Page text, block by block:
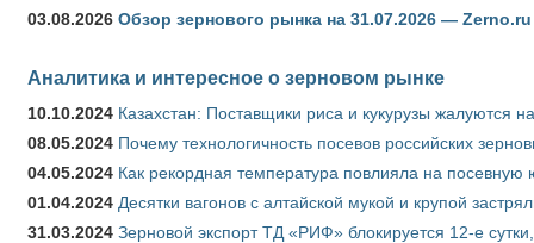
03.08.2026 Обзор зернового рынка на 31.07.2026 — Zerno.ru
Аналитика и интересное о зерновом рынке
10.10.2024 Казахстан: Поставщики риса и кукурузы жалуются
08.05.2024 Почему технологичность посевов российских
04.05.2024 Как рекордная температура повлияла на
01.04.2024 Десятки вагонов с алтайской мукой и крупой
31.03.2024 Зерновой экспорт ТД «РИФ» блокируется 12-е